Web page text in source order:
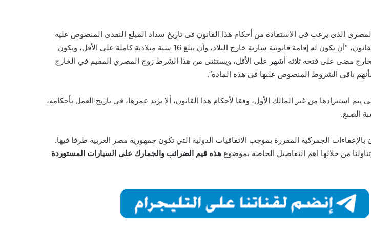
الذى يرغب في الاستفادة من أحكام هذا القانون في تاريخ سداد المبلغ النقدى المنصوص عليه
في المادة (1) من هذا القانون، “أن يكون له إقامة قانونية سارية خارج البلاد، وأن يبلغ 16 سنة ميلادية كاملة على الأقل، ويكون
مضى على فتحه ثلاثة أشهر على الأقل، ويستثنى من هذا الشرط زوج المصري المقيم في الخارج
باقى الشروط المنصوص عليها في هذه المادة”.
استيرادها من غير المالك الأول، وفقا لأحكام هذا القانون، ألا يزيد عمرها، في تاريخ العمل بأحكامه،
الصنع.
بالإعفاءات الجمركية المقررة بموجب الاتفاقيات الدولية التي تكون جمهورية مصر العربية طرفا فيها.
من خلالها اهم التفاصيل الخاصة بموضوع هذه قيم الضرائب والجمارك على السيارات المستوردة